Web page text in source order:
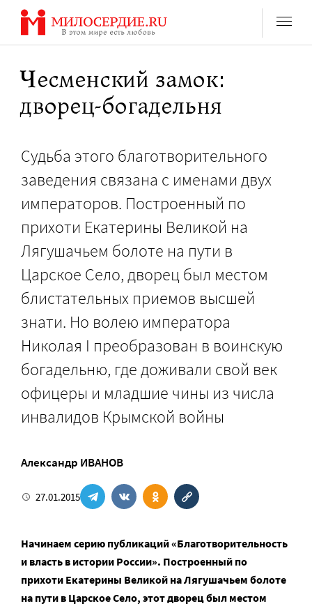
Перейти
содержанию
Чесменский замок:
дворец-богадельня
Судьба этого благотворительного
заведения связана с именами двух
императоров. Построенный по
прихоти Екатерины Великой на
Лягушачьем болоте на пути в
Царское Село, дворец был местом
блистательных приемов высшей
знати. Но волею императора
Николая I преобразован в воинскую
богадельню, где доживали свой век
офицеры и младшие чины из числа
инвалидов Крымской войны
Александр ИВАНОВ
27.01.2015
Начинаем серию публикаций «Благотворительность
и власть в истории России». Построенный по
прихоти Екатерины Великой на Лягушачьем болоте
на пути в Царское Село, этот дворец был местом